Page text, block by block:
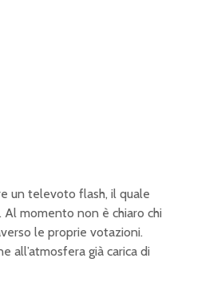
un televoto flash, il quale
momento non è chiaro chi
le proprie votazioni.
all’atmosfera già carica di